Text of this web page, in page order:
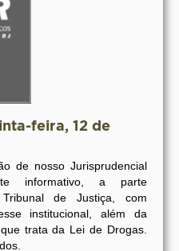
feira, 12 de
de nosso Jurisprudencial
informativo, a parte
de Justiça, com
institucional, além da
trata da Lei de Drogas.